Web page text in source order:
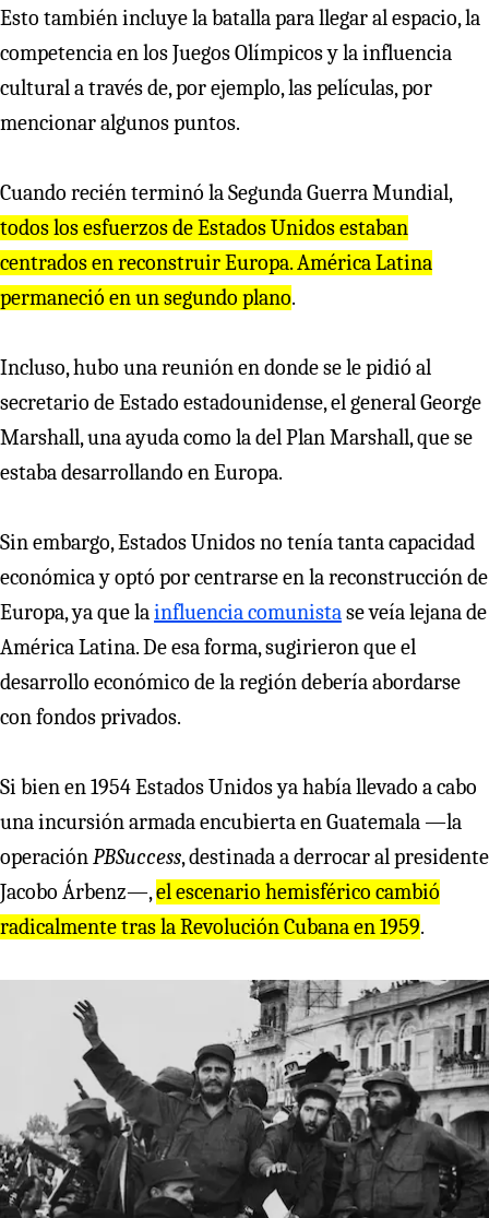
Esto también incluye la batalla para llegar al espacio, la
competencia en los Juegos Olímpicos y la influencia
cultural a través de, por ejemplo, las películas, por
mencionar algunos puntos.
Cuando recién terminó la Segunda Guerra Mundial,
todos los esfuerzos de Estados Unidos estaban
centrados enreconstruirEuropa. América Latina
permaneció en un segundo plano.
Incluso, hubo una reunión en donde se le pidió al
secretario de Estado estadounidense, el general George
Marshall, una ayuda como la del Plan Marshall, que se
estaba desarrollando en Europa.
Sin embargo, Estados Unidos no tenía tanta capacidad
económica y optó por centrarse en la reconstrucción de
Europa, ya que lainfluencia comunistase veía lejana de
América Latina. De esa forma, sugirieron que el
desarrollo económico de la región debería abordarse
con fondos privados.
Si bien en 1954 Estados Unidos ya había llevado a cabo
una incursión armada encubierta en Guatemala —la
operaciónPBSuccess, destinada a derrocar al presidente
Jacobo Árbenz—,el escenario hemisférico cambió
radicalmente tras laRevolución Cubana en 1959.